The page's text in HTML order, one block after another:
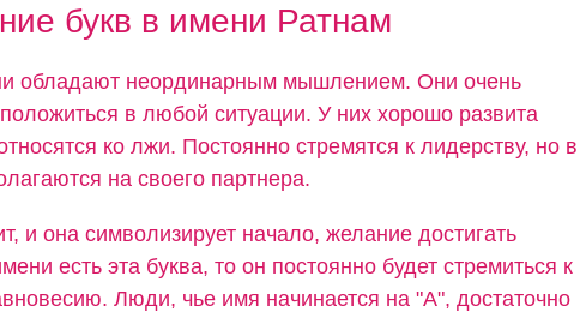
букв в имени Ратнам
обладают неординарным мышлением. Они очень
в любой ситуации. У них хорошо развита
ко лжи. Постоянно стремятся к лидерству, но в
на своего партнера.
и она символизирует начало, желание достигать
есть эта буква, то он постоянно будет стремиться к
Люди, чье имя начинается на "А", достаточно